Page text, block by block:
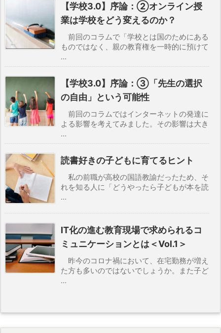
【学校3.0】序論：②オンライン授
業は学校をどう変えるのか？
前回のコラムで「学校とは国のためにある
ものではなく、親の教育権を一時的に預けて
...
【学校3.0】序論：③「先生の選択
の自由」という可能性
前回のコラムではインターネットの発達に
よる影響を考えてみました。その影響は大き
...
読書好きの子どもに育てるヒント
私の前職が高校の国語教諭だったため、そ
れを知る人に「どうやったら子どもが本を読
...
IT化の進む教育現場で求められるコ
ミュニケーションとは＜Vol.1＞
昨今のコロナ禍において、在宅勤務が増え
た方も多いのではないでしょうか。また子ど
...